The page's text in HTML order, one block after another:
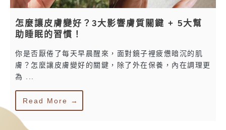
怎麼讓皮膚變好？3大影響膚質關鍵 + 5大幫
助睡眠的習慣！
你是否厭倦了每天早晨醒來，面對鏡子裡疲憊暗沉的肌
膚？怎麼讓皮膚變好的關鍵，除了外在保養，內在調理更
為 ...
Read More →